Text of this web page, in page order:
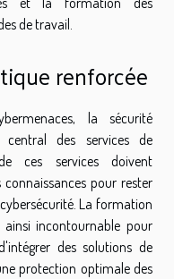
de travail.
renforcée
la sécurité
des services de
ces services doivent
pour rester
La formation
incontournable pour
des solutions de
protection optimale des